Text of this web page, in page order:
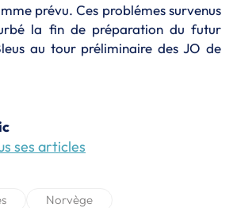
prévu. Ces problémes survenus
la fin de préparation du futur
au tour préliminaire des JO de
ses articles
Norvège